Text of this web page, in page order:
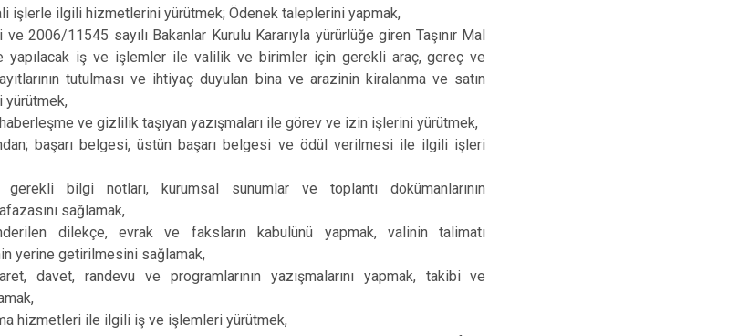
işlerle ilgili hizmetlerini yürütmek; Ödenek taleplerini yapmak,
2006/11545 sayılı Bakanlar Kurulu Kararıyla yürürlüğe giren Taşınır Mal
yapılacak iş ve işlemler ile valilik ve birimler için gerekli araç, gereç ve
tutulması ve ihtiyaç duyulan bina ve arazinin kiralanma ve satın
yürütmek,
ve gizlilik taşıyan yazışmaları ile görev ve izin işlerini yürütmek,
başarı belgesi, üstün başarı belgesi ve ödül verilmesi ile ilgili işleri
bilgi notları, kurumsal sunumlar ve toplantı dokümanlarının
sağlamak,
dilekçe, evrak ve faksların kabulünü yapmak, valinin talimatı
yerine getirilmesini sağlamak,
davet, randevu ve programlarının yazışmalarını yapmak, takibi ve
hizmetleri ile ilgili iş ve işlemleri yürütmek,